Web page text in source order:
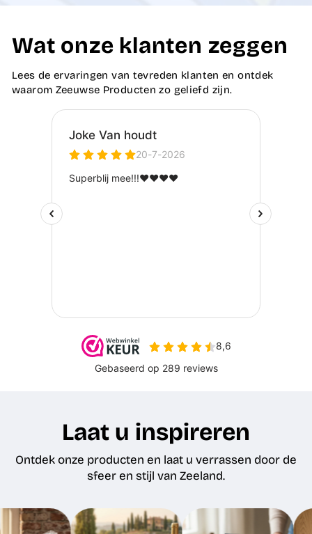
Wat onze klanten zeggen
Lees de ervaringen van tevreden klanten en ontdek
waarom Zeeuwse Producten zo geliefd zijn.
Laat u inspireren
Ontdek onze producten en laat u verrassen door de
sfeer en stijl van Zeeland.